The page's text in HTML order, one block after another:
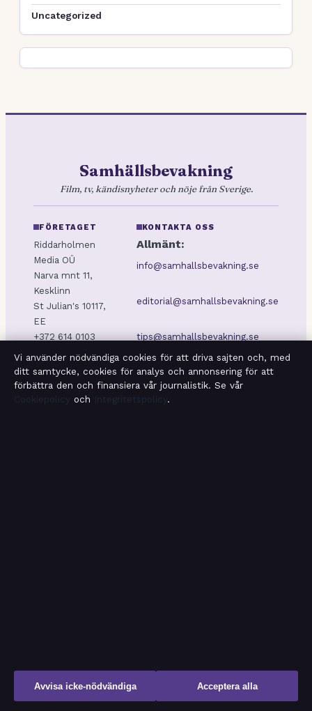
Uncategorized
Samhällsbevakning
Film, tv, kändisnyheter och nöje från Sverige.
FÖRETAGET
Riddarholmen
Media OÜ
Narva mnt 11,
Kesklinn
St Julian's 10117,
EE
+372 614 0103
Estonian Business
Register
(Äriregister):
16970933
KONTAKTA OSS
Allmänt:
info@samhallsbevakning.se
editorial@samhallsbevakning.se
tips@samhallsbevakning.se
press@samhallsbevakning.se
Vi använder nödvändiga cookies för att driva sajten och, med
ditt samtycke, cookies för analys och annonsering för att
förbättra den och finansiera vår journalistik. Se vår
Cookiepolicy och Integritetspolicy.
Avvisa icke-nödvändiga Acceptera alla